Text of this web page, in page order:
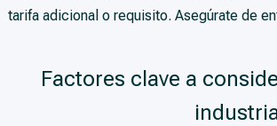
tarifa adicional o requisito. Asegúrate de
Factores clave a